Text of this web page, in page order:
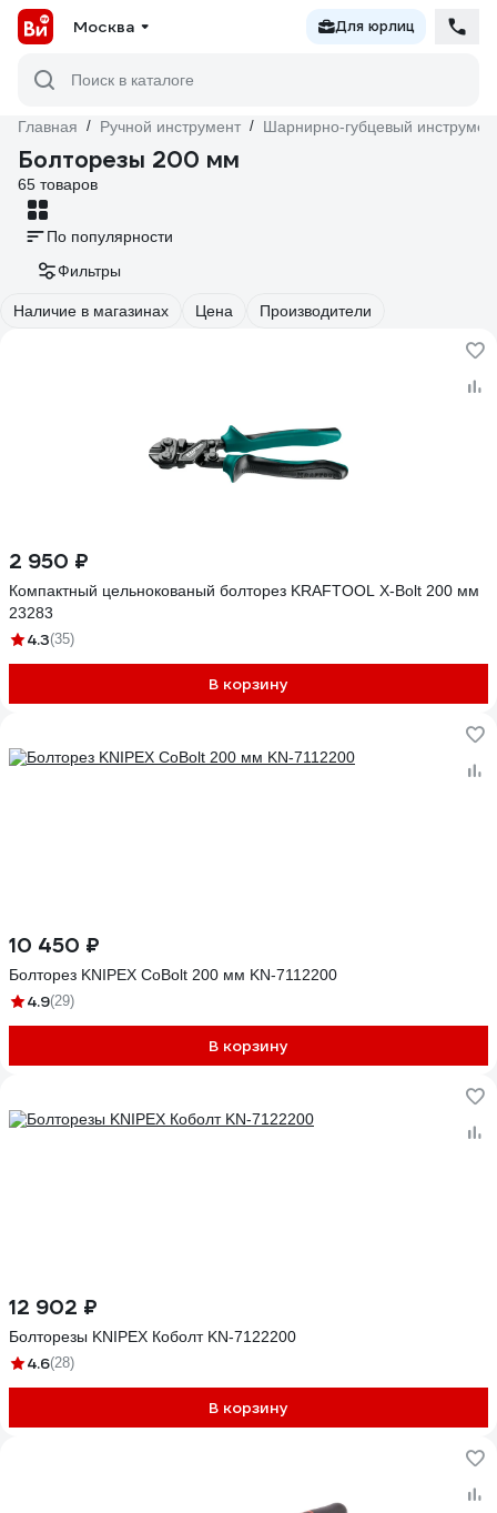
Москва Для юрлиц
Поиск в каталоге
Главная / Ручной инструмент / Шарнирно-губцевый
Болторезы 200 мм
65 товаров
По популярности
Фильтры
Наличие в магазинах Цена Производители
2 950 ₽
Компактный цельнокованый болторез KRAFTOOL X-Bolt 200 мм
23283
4.3(35)
В корзину
10 450 ₽
Болторез KNIPEX CoBolt 200 мм KN-7112200
4.9(29)
В корзину
12 902 ₽
Болторезы KNIPEX Коболт KN-7122200
4.6(28)
В корзину